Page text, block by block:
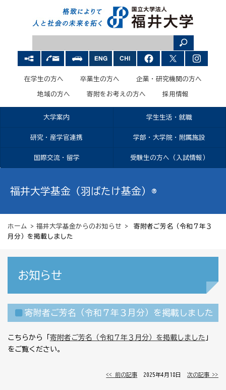
在学生の方へ 卒業生の方へ 企業・研究機関の方へ
地域の方へ 寄附をお考えの方へ 採用情報
大学案内 学生生活・就職
研究・産学官連携 学部・大学院・附属施設
国際交流・留学 受験生の方へ（入試情報）
福井大学基金（羽ばたけ基金）®
ホーム > 福井大学基金からのお知らせ > 寄附者ご芳名（令和７年３
月分）を掲載しました
お知らせ
寄附者ご芳名（令和７年３月分）を掲載しました
こちらから「 寄附者ご芳名（令和７年３月分）を掲載しました 」
をご覧ください。
<< 前の記事 │ 2025年4月18日 │次の記事 >>